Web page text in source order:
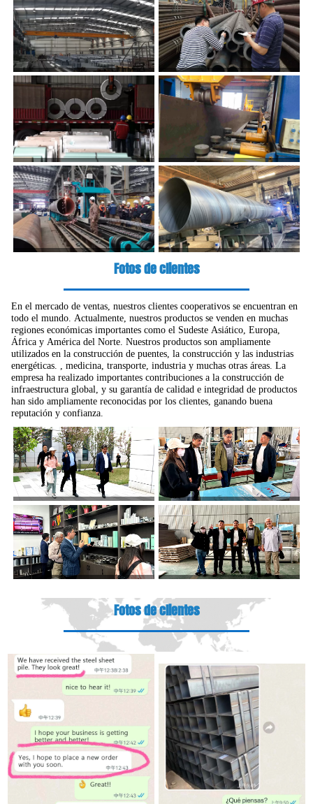
Fotos de clientes
En el mercado de ventas, nuestros clientes cooperativos se encuentran en
todo el mundo. Actualmente, nuestros productos se venden en muchas
regiones económicas importantes como el Sudeste Asiático, Europa,
África y América del Norte. Nuestros productos son ampliamente
utilizados en la construcción de puentes, la construcción y las industrias
energéticas. , medicina, transporte, industria y muchas otras áreas. La
empresa ha realizado importantes contribuciones a la construcción de
infraestructura global, y su garantía de calidad e integridad de productos
han sido ampliamente reconocidas por los clientes, ganando buena
reputación y confianza.
Fotos de clientes